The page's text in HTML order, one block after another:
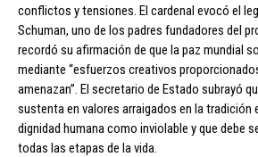
conflictos y tensiones. El cardenal evocó el
Schuman, uno de los padres fundadores del
recordó su afirmación de que la paz mundial
mediante “esfuerzos creativos
amenazan”. El secretario de Estado subrayó
sustenta en valores arraigados en la tradición
dignidad humana como inviolable y que debe
todas las etapas de la vida.